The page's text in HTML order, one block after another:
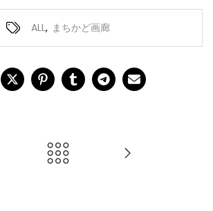
ALL, まちかど画廊